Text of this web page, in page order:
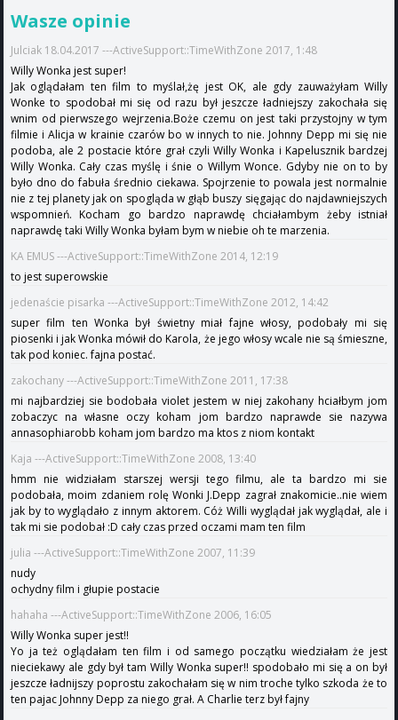
Wasze opinie
Julciak 18.04.2017 ---ActiveSupport::TimeWithZone 2017, 1:48
Willy Wonka jest super!
Jak oglądałam ten film to myślał,żę jest OK, ale gdy zauważyłam Willy
Wonke to spodobał mi się od razu był jeszcze ładniejszy zakochała się
wnim od pierwszego wejrzenia.Boże czemu on jest taki przystojny w tym
filmie i Alicja w krainie czarów bo w innych to nie. Johnny Depp mi się nie
podoba, ale 2 postacie które grał czyli Willy Wonka i Kapelusznik bardzej
Willy Wonka. Cały czas myślę i śnie o Willym Wonce. Gdyby nie on to by
było dno do fabuła średnio ciekawa. Spojrzenie to powala jest normalnie
nie z tej planety jak on spogląda w głąb buszy sięgając do najdawniejszych
wspomnień. Kocham go bardzo naprawdę chciałambym żeby istniał
naprawdę taki Willy Wonka byłam bym w niebie oh te marzenia.
KA EMUS ---ActiveSupport::TimeWithZone 2014, 12:19
to jest superowskie
jedenaście pisarka ---ActiveSupport::TimeWithZone 2012, 14:42
super film ten Wonka był świetny miał fajne włosy, podobały mi się
piosenki i jak Wonka mówił do Karola, że jego włosy wcale nie są śmieszne,
tak pod koniec. fajna postać.
zakochany ---ActiveSupport::TimeWithZone 2011, 17:38
mi najbardziej sie bodobała violet jestem w niej zakohany hciałbym jom
zobaczyc na własne oczy koham jom bardzo naprawde sie nazywa
annasophiarobb koham jom bardzo ma ktos z niom kontakt
Kaja ---ActiveSupport::TimeWithZone 2008, 13:40
hmm nie widziałam starszej wersji tego filmu, ale ta bardzo mi sie
podobała, moim zdaniem rolę Wonki J.Depp zagrał znakomicie..nie wiem
jak by to wyglądało z innym aktorem. Cóż Willi wyglądał jak wyglądał, ale i
tak mi sie podobał :D cały czas przed oczami mam ten film
julia ---ActiveSupport::TimeWithZone 2007, 11:39
nudy
ochydny film i głupie postacie
hahaha ---ActiveSupport::TimeWithZone 2006, 16:05
Willy Wonka super jest!!
Yo ja też oglądałam ten film i od samego początku wiedziałam że jest
nieciekawy ale gdy był tam Willy Wonka super!! spodobało mi się a on był
jeszcze ładnijszy poprostu zakochałam się w nim troche tylko szkoda że to
ten pajac Johnny Depp za niego grał. A Charlie terz był fajny